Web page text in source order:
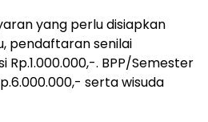
yang perlu disiapkan
pendaftaran senilai
Rp.1.000.000,-. BPP/Semester
serta wisuda